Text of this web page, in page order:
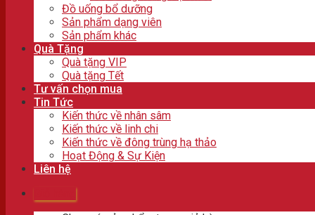
Đồ uống bổ dưỡng
Sản phẩm dạng viên
Sản phẩm khác
Quà Tặng
Quà tặng VIP
Quà tặng Tết
Tư vấn chọn mua
Tin Tức
Kiến thức về nhân sâm
Kiến thức về linh chi
Kiến thức về đông trùng hạ thảo
Hoạt Động & Sự Kiện
Liên hệ